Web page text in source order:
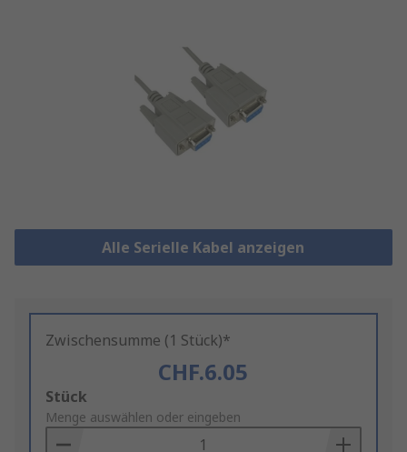
Alle Serielle Kabel anzeigen
Zwischensumme (1 Stück)*
CHF.6.05
Add
to
Basket
Stück
Menge auswählen oder eingeben